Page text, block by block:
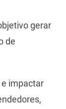
gerar
de
impactar